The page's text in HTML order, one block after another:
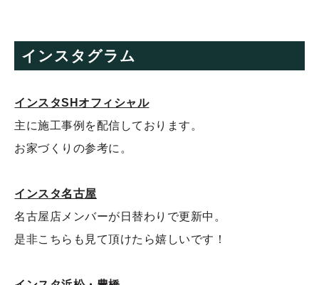
インスタグラム
インスタSHオフィシャル
主に施工事例を配信しております。
お家づくりの参考に。
インスタ名古屋
名古屋店メンバーが日替わりで更新中。
是非こちらも見て頂けたら嬉しいです！